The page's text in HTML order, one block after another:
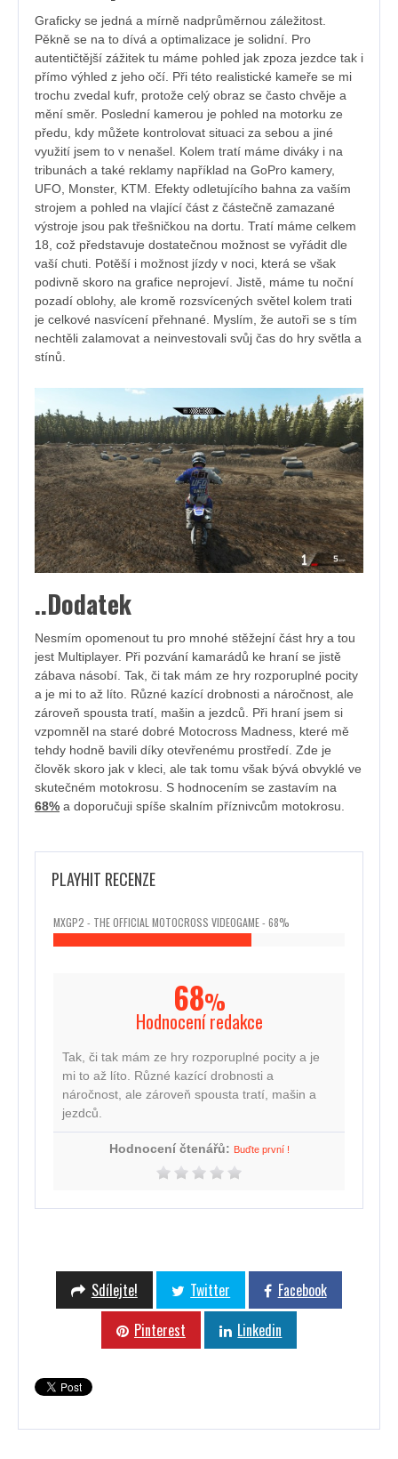
Graficky se jedná a mírně nadprůměrnou záležitost.
Pěkně se na to dívá a optimalizace je solidní. Pro
autentičtější zážitek tu máme pohled jak zpoza jezdce tak i
přímo výhled z jeho očí. Při této realistické kameře se mi
trochu zvedal kufr, protože celý obraz se často chvěje a
mění směr. Poslední kamerou je pohled na motorku ze
předu, kdy můžete kontrolovat situaci za sebou a jiné
využití jsem to v nenašel. Kolem tratí máme diváky i na
tribunách a také reklamy například na GoPro kamery,
UFO, Monster, KTM. Efekty odletujícího bahna za vaším
strojem a pohled na vlající část z částečně zamazané
výstroje jsou pak třešničkou na dortu. Tratí máme celkem
18, což představuje dostatečnou možnost se vyřádit dle
vaší chuti. Potěší i možnost jízdy v noci, která se však
podivně skoro na grafice neprojeví. Jistě, máme tu noční
pozadí oblohy, ale kromě rozsvícených světel kolem trati
je celkové nasvícení přehnané. Myslím, že autoři se s tím
nechtěli zalamovat a neinvestovali svůj čas do hry světla a
stínů.
..Dodatek
Nesmím opomenout tu pro mnohé stěžejní část hry a tou
jest Multiplayer. Při pozvání kamarádů ke hraní se jistě
zábava násobí. Tak, či tak mám ze hry rozporuplné pocity
a je mi to až líto. Různé kazící drobnosti a náročnost, ale
zároveň spousta tratí, mašin a jezdců. Při hraní jsem si
vzpomněl na staré dobré Motocross Madness, které mě
tehdy hodně bavili díky otevřenému prostředí. Zde je
člověk skoro jak v kleci, ale tak tomu však bývá obvyklé ve
skutečném motokrosu. S hodnocením se zastavím na
68% a doporučuji spíše skalním příznivcům motokrosu.
PLAYHIT RECENZE
MXGP2 - THE OFFICIAL MOTOCROSS VIDEOGAME - 68%
68%
Hodnocení redakce
Tak, či tak mám ze hry rozporuplné pocity a je
mi to až líto. Různé kazící drobnosti a
náročnost, ale zároveň spousta tratí, mašin a
jezdců.
Hodnocení čtenářů: Buďte první !
Sdílejte! Twitter
Facebook
Pinterest
Linkedin